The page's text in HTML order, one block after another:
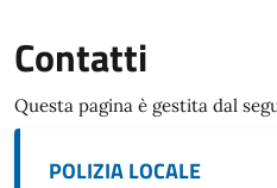
Contatti
Questa pagina è gestita dal
POLIZIA LOCALE